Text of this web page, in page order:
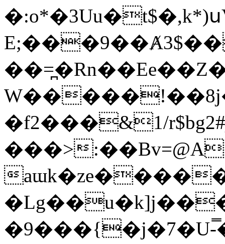
�f2���&1/
���>